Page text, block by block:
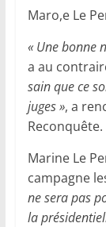
Maro,e Le
« Une bonne
a au
sain que ce
juges », a
Reconquête.
Marine Le
campagne
ne sera pas
la